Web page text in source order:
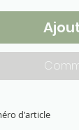
d'article